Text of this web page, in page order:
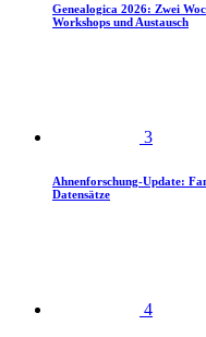
Genealogica 2026: Zwei
Workshops und Austausch
3
Ahnenforschung-Update:
Datensätze
4